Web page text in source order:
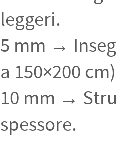
leggeri.
5 mm →
a 150×200
10 mm →
spessore.